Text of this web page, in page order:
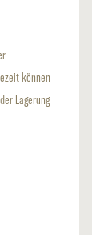
können
Lagerung